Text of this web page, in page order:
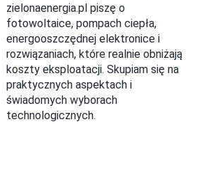
zielonaenergia.pl piszę o
fotowoltaice, pompach ciepła,
energooszczędnej elektronice i
rozwiązaniach, które realnie obniżają
koszty eksploatacji. Skupiam się na
praktycznych aspektach i
świadomych wyborach
technologicznych.